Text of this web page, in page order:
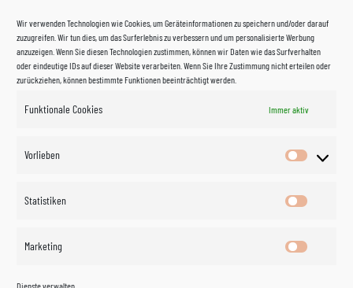
Wir verwenden Technologien wie Cookies, um Geräteinformationen zu speichern und/oder darauf
zuzugreifen. Wir tun dies, um das Surferlebnis zu verbessern und um personalisierte Werbung
anzuzeigen. Wenn Sie diesen Technologien zustimmen, können wir Daten wie das Surfverhalten
oder eindeutige IDs auf dieser Website verarbeiten. Wenn Sie Ihre Zustimmung nicht erteilen oder
zurückziehen, können bestimmte Funktionen beeinträchtigt werden.
Funktionale Cookies Immer aktiv
Vorlieben
Vorlieben
Statistiken
Marketing
Dienste verwalten
©